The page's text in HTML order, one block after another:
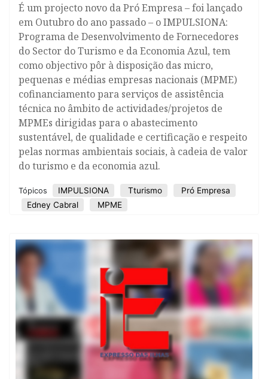
É um projecto novo da Pró Empresa – foi lançado
em Outubro do ano passado – o IMPULSIONA:
Programa de Desenvolvimento de Fornecedores
do Sector do Turismo e da Economia Azul, tem
como objectivo pôr à disposição das micro,
pequenas e médias empresas nacionais (MPME)
cofinanciamento para serviços de assistência
técnica no âmbito de actividades/projetos de
MPMEs dirigidas para o abastecimento
sustentável, de qualidade e certificação e respeito
pelas normas ambientais sociais, à cadeia de valor
do turismo e da economia azul.
Tópicos IMPULSIONA Tturismo
Pró Empresa
Edney Cabral
MPME